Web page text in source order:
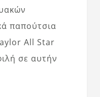
παπούτσια
All Star
σε αυτήν